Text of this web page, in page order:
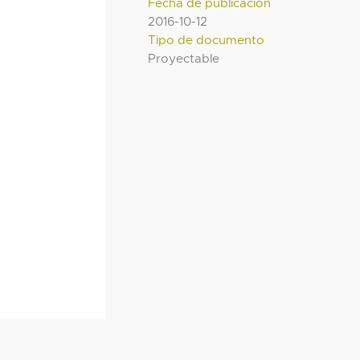
Fecha de publicación
2016-10-12
Tipo de documento
Proyectable